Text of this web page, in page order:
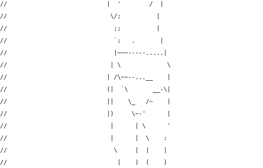
//                            |  '        /  |
//                             \/;          |
//                              ;;          |
//                              `;   .       |
//                              |~~~-----.....|
//                             | \             \
//                            | /\~~--...__    |
//                            (|  `\       __-\|
//                            ||    \_   /~    |
//                            |)     \~-'      |
//                             |      | \      '
//                             |      |  \    :
//                              \     |  |    |
//                               |    )  (    )